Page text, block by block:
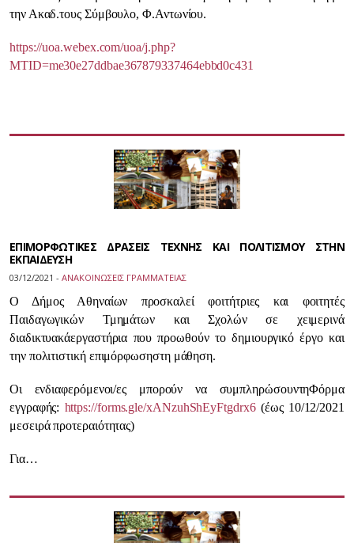
την Ακαδ.τους Σύμβουλο, Φ.Αντωνίου.
https://uoa.webex.com/uoa/j.php?
MTID=me30e27ddbae367879337464ebbd0c431
ΕΠΙΜΟΡΦΩΤΙΚΕΣ ΔΡΑΣΕΙΣ ΤΕΧΝΗΣ ΚΑΙ ΠΟΛΙΤΙΣΜΟΥ ΣΤΗΝ
ΕΚΠΑΙΔΕΥΣΗ
03/12/2021 - ΑΝΑΚΟΙΝΩΣΕΙΣ ΓΡΑΜΜΑΤΕΙΑΣ
Ο Δήμος Αθηναίων προσκαλείφοιτήτριες και φοιτητές
Παιδαγωγικών Τμημάτων και Σχολών σε χειμερινά
διαδικτυακάεργαστήρια που προωθούν το δημιουργικό έργο και
την πολιτιστική επιμόρφωσηστη μάθηση.
Οι ενδιαφερόμενοι/ες μπορούν να συμπληρώσουντηΦόρμα
εγγραφής: https://forms.gle/xANzuhShEyFtgdrx6(έως 10/12/2021
μεσειρά προτεραιότητας)
Για…